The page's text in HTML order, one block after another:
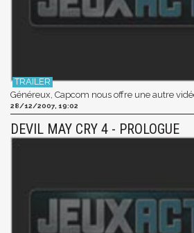
Généreux, Capcom nous offre une autre
28/12/2007, 19:02
DEVIL MAY CRY 4 - PROLOGUE